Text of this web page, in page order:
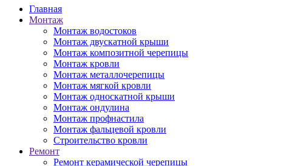
Главная
Монтаж
Монтаж водостоков
Монтаж двускатной крыши
Монтаж композитной черепицы
Монтаж кровли
Монтаж металлочерепицы
Монтаж мягкой кровли
Монтаж односкатной крыши
Монтаж ондулина
Монтаж профнастила
Монтаж фальцевой кровли
Строительство кровли
Ремонт
Ремонт керамической черепицы